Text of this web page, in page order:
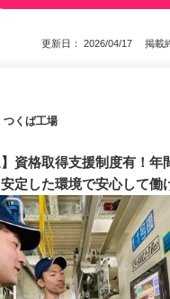
更新日： 2026/04/17 掲載
くば工場
】資格取得支援制度有！年
定した環境で安心して働